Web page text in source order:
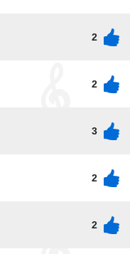
2
2
3
2
2